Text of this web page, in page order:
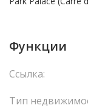
Функции
Ссылка:
Тип